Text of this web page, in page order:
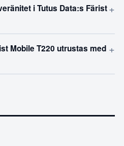
i Tutus Data:s Färist+
Mobile T220 utrustas med +